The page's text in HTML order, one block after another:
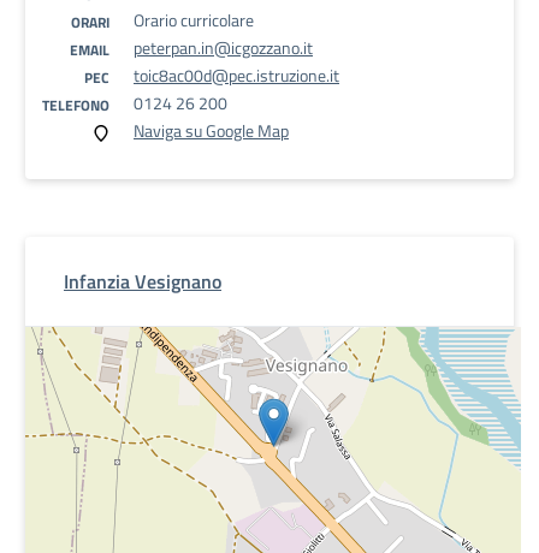
ORARI Orario curricolare
EMAIL peterpan.in@icgozzano.it
PEC toic8ac00d@pec.istruzione.it
TELEFONO
0124 26 200
Naviga su Google Map
Infanzia Vesignano